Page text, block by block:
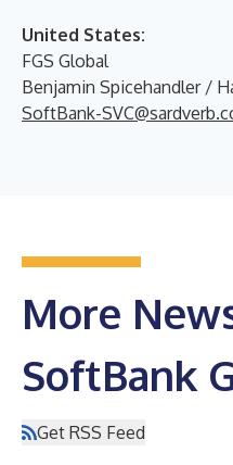
United States:
FGS Global
Benjamin Spicehandler /
SoftBank-
More
SoftBank
Get RSS Feed